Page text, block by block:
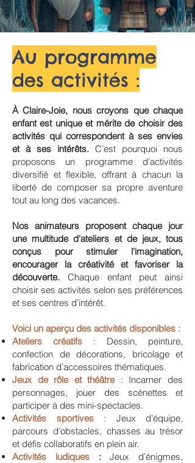
Au programme
des activités :
À Claire-Joie, nous croyons que chaque
enfant est unique et mérite de choisir des
activités qui correspondent à ses envies
et à ses intérêts. C’est pourquoi nous
proposons un programme d’activités
diversifié et flexible, offrant à chacun la
liberté de composer sa propre aventure
tout au long des vacances.
Nos animateurs proposent chaque jour
une multitude d'ateliers et de jeux, tous
conçus pour stimuler l'imagination,
encourager la créativité et favoriser la
découverte. Chaque enfant peut ainsi
choisir ses activités selon ses préférences
et ses centres d’intérêt.
Voici un aperçu des activités disponibles :
Ateliers créatifs : Dessin, peinture,
confection de décorations, bricolage et
fabrication d’accessoires thématiques.
Jeux de rôle et théâtre : Incarner des
personnages, jouer des scénettes et
participer à des mini-spectacles.
Activités sportives
: Jeux d’équipe,
parcours d'obstacles, chasses au trésor
et défis collaboratifs en plein air.
Activités ludiques:Jeux d’énigmes,